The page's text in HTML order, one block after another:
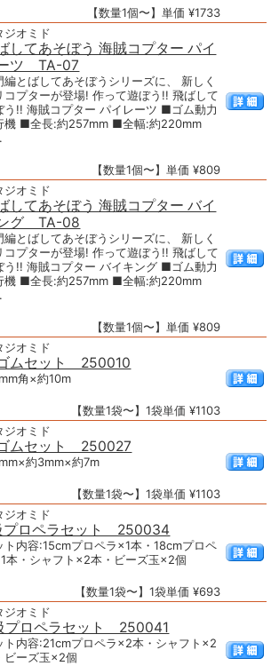
【数量1個〜】単価 ¥1733
ジオミド
してあそぼう 海賊コプター パイ
ツ TA-07
編とばしてあそぼうシリーズに、 新しく
コプターが登場! 作って遊ぼう!! 飛ばして
う!! 海賊コプター パイレーツ ■ゴム動力
機 ■全長:約257mm ■全幅:約220mm
【数量1個〜】単価 ¥809
ジオミド
してあそぼう 海賊コプター バイ
グ TA-08
編とばしてあそぼうシリーズに、 新しく
コプターが登場! 作って遊ぼう!! 飛ばして
う!! 海賊コプター バイキング ■ゴム動力
機 ■全長:約257mm ■全幅:約220mm
【数量1個〜】単価 ¥809
ジオミド
ムセット 250010
角×約10m
【数量1袋〜】1袋単価 ¥1103
ジオミド
ムセット 250027
約3mm×約7m
【数量1袋〜】1袋単価 ¥1103
ジオミド
プロペラセット 250034
ト内容:15cmプロペラ×1本・18cmプロペ
本・シャフト×2本・ビーズ玉×2個
【数量1袋〜】1袋単価 ¥693
ジオミド
プロペラセット 250041
ト内容:21cmプロペラ×2本・シャフト×2
ビーズ玉×2個